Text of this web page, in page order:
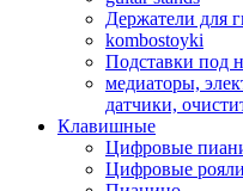
Держатели для
kombostoyki
Подставки под
медиаторы,
датчики,
Клавишные
Цифровые
Цифровые рояли